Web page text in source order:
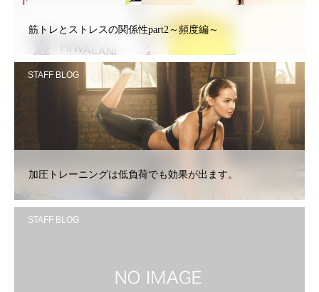
筋トレとストレスの関係性part2～頻度編～
STAFF BLOG
加圧トレーニングは低負荷でも効果が出ます。
STAFF BLOG